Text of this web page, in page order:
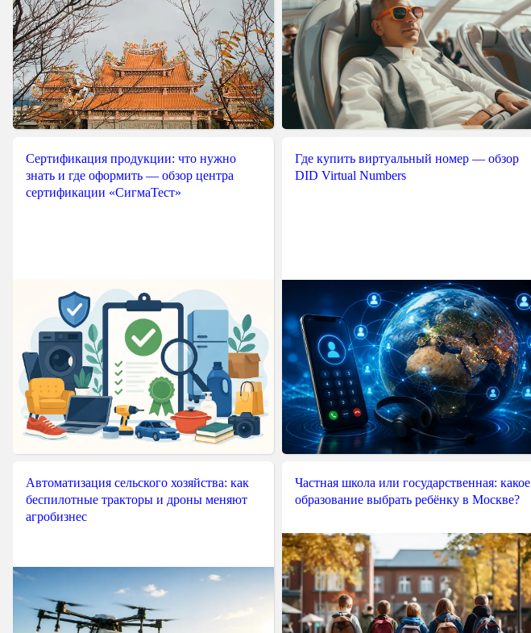
Сертификация продукции: что нужно
знать и где оформить — обзор центра
сертификации «СигмаТест»
Где купить виртуальный номер — обзор
DID Virtual Numbers
Автоматизация сельского хозяйства: как
беспилотные тракторы и дроны меняют
агробизнес
Частная школа или государственная: какое
образование выбрать ребёнку в Москве?